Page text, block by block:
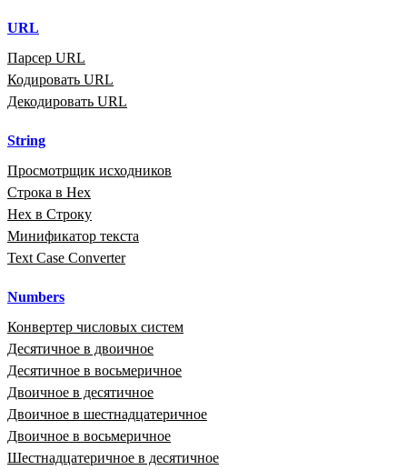
URL
Парсер URL
Кодировать URL
Декодировать URL
String
Просмотрщик исходников
Строка в Hex
Hex в Строку
Минификатор текста
Text Case Converter
Numbers
Конвертер числовых систем
Десятичное в двоичное
Десятичное в восьмеричное
Двоичное в десятичное
Двоичное в шестнадцатеричное
Двоичное в восьмеричное
Шестнадцатеричное в десятичное